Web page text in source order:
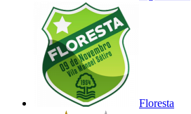
Floresta